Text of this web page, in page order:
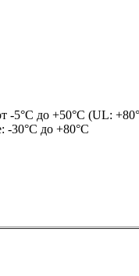
-5°C до +50°C (UL:
30°C до +80°C